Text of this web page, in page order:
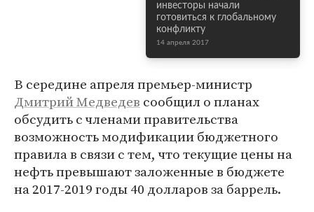
инвесторы начали
готовиться к глобальному
конфликту
14 апреля 2017
В середине апреля премьер-министр
Дмитрий Медведев сообщил о планах
обсудить с членами правительства
возможность модификации бюджетного
правила в связи с тем, что текущие цены на
нефть превышают заложенные в бюджете
на 2017-2019 годы 40 долларов за баррель.